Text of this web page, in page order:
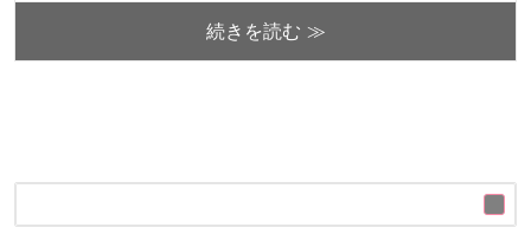
続きを読む ≫